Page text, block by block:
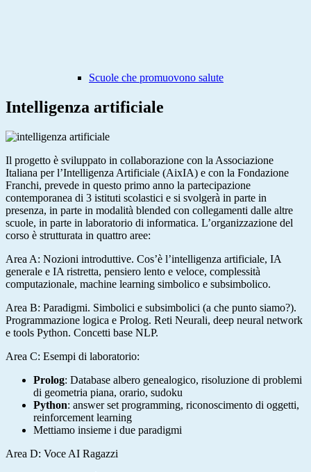
Scuole che promuovono salute
Intelligenza artificiale
Il progetto è sviluppato in collaborazione con la Associazione
Italiana per l’Intelligenza Artificiale (AixIA) e con la Fondazione
Franchi, prevede in questo primo anno la partecipazione
contemporanea di 3 istituti scolastici e si svolgerà in parte in
presenza, in parte in modalità blended con collegamenti dalle altre
scuole, in parte in laboratorio di informatica. L’organizzazione del
corso è strutturata in quattro aree:
Area A: Nozioni introduttive. Cos’è l’intelligenza artificiale, IA
generale e IA ristretta, pensiero lento e veloce, complessità
computazionale, machine learning simbolico e subsimbolico.
Area B: Paradigmi. Simbolici e subsimbolici (a che punto siamo?).
Programmazione logica e Prolog. Reti Neurali, deep neural network
e tools Python. Concetti base NLP.
Area C: Esempi di laboratorio:
Prolog: Database albero genealogico, risoluzione di problemi
di geometria piana, orario, sudoku
Python: answer set programming, riconoscimento di oggetti,
reinforcement learning
Mettiamo insieme i due paradigmi
Area D: Voce AI Ragazzi